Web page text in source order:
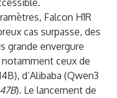
Falcon H1R
cas surpasse, des
grande envergure
ceux de
d’Alibaba (Qwen3
). Le lancement de